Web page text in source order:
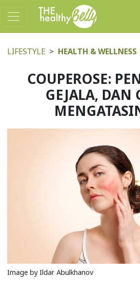
LIFESTYLE HEALTH & WELLNESS
COUPEROSE:
GEJALA, DAN
Image by Ildar Abulkhanov